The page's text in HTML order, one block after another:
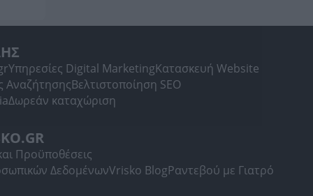
Υπηρεσίες Digital MarketingΚατασκευή Website
ΑναζήτησηςΒελτιστοποίηση SEO
Δωρεάν καταχώριση
Προϋποθέσεις
ΔεδομένωνVrisko BlogΡαντεβού με Γιατρό